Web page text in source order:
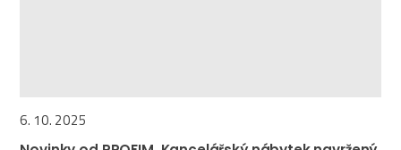
6. 10. 2025